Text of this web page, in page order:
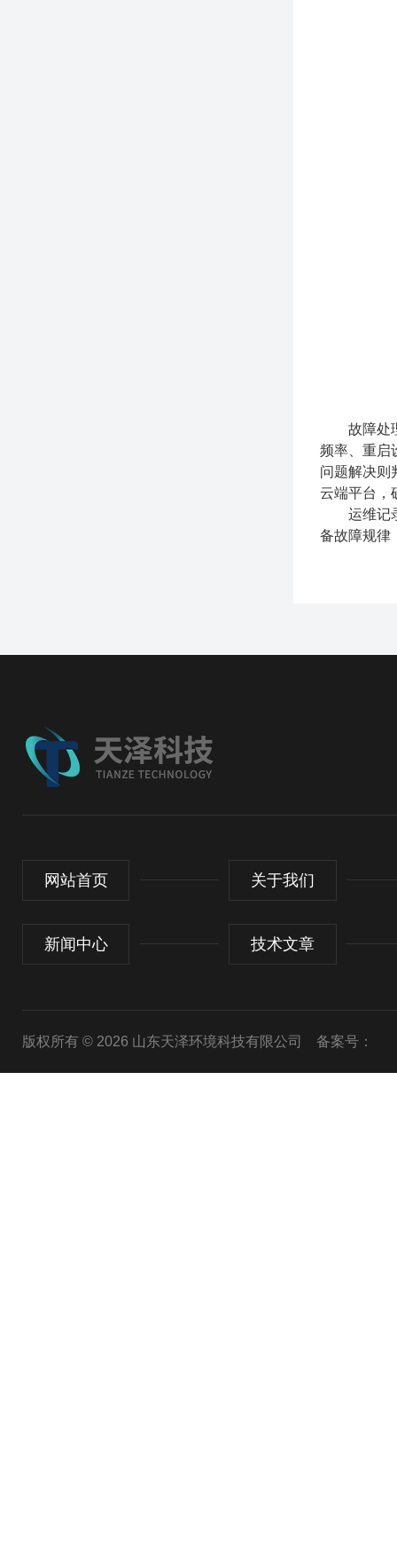
故障处理
频率、重启
问题解决则
云端平台，
运维记录
备故障规律
网站首页 关于我们
新闻中心 技术文章
版权所有 © 2026 山东天泽环境科技有限公司 备案号：